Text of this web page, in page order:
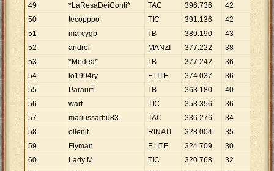
49
*LaResaDeiConti* TAC 396.736 42 9
50
tecopppo TIC 391.136 42
51
marcygb I B 389.190 43 9.
52
andrei MANZI 377.222 38
53
*Medea* I B 377.242 36 10
54
lo1994ry ELITE 374.037 36
55
Paraurti I B 363.180 40 9
56
wart TIC 353.356 36
57
mariussarbu83 TAC 336.276 34 9
58
ollenit RINATI 328.004 35 9
59
Flyman ELITE 324.709 30 10
60
Lady M TIC 320.768 32